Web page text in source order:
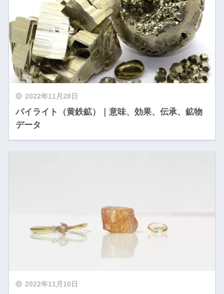
2022年11月28日
パイライト（黄鉄鉱）｜意味、効果、伝承、鉱物
データ
2022年11月10日